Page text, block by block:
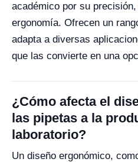
académico por su
ergonomía. Ofrecen un
adapta a diversas
que las convierte en una
¿Cómo afecta el
las pipetas a la
laboratorio?
Un diseño ergonómico,